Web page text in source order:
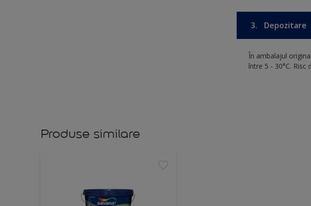
3. Depozitare
În ambalajul
între 5 - 30°C. Risc
Produse similare